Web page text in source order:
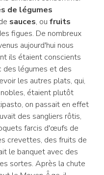
de légumes
sauces, ou fruits
figues. De nombreux
aujourd'hui nous
ils étaient conscients
des légumes et des
les autres plats, qui,
étaient plutôt
on passait en effet
des sangliers rôtis,
farcis d'œufs de
crevettes, des fruits de
le banquet avec des
sortes. Après la chute